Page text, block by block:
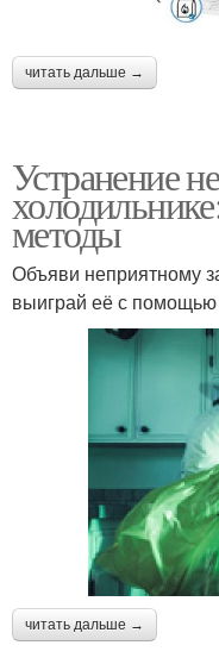
читать дальше →
Устранение
методы
Объяви неприятному
выиграй её с
читать дальше →